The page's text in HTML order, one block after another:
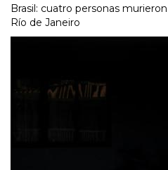
Brasil: cuatro personas
Río de Janeiro